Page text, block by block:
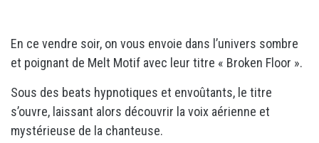
En ce vendre soir, on vous envoie dans l’univers sombre
et poignant de Melt Motif avec leur titre « Broken Floor ».
Sous des beats hypnotiques et envoûtants, le titre
s’ouvre, laissant alors découvrir la voix aérienne et
mystérieuse de la chanteuse.